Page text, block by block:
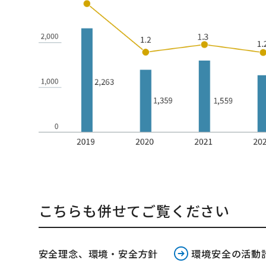
こちらも併せてご覧ください
安全理念、環境・安全方針 環境安全の活動